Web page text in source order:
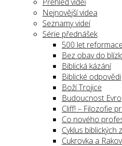
Nejnovější videa
Seznamy videí
Série přednášek
500 let
Bez obav do
Biblická kázání
Biblické odpovědi
Boží Trojice
Budoucnost
Cliff! – Filozofie
Co nového
Cyklus biblických
Cukrovka a